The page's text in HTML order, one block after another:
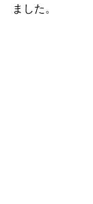
ました。